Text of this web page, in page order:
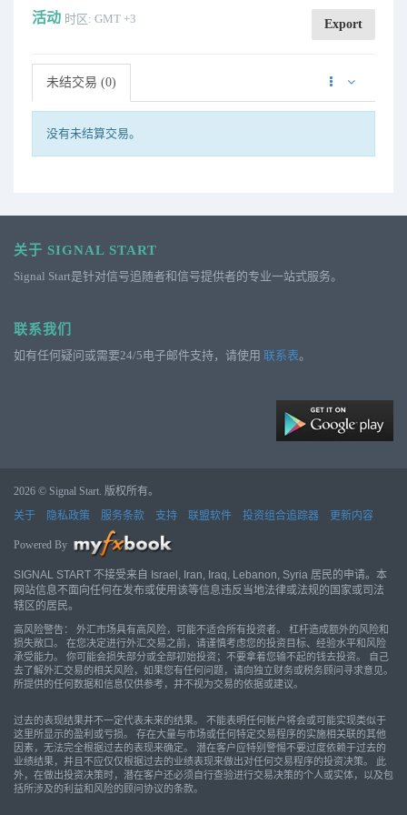
活动 时区: GMT +3 Export
未结交易 (0)
没有未结算交易。
关于 SIGNAL START
Signal Start是针对信号追随者和信号提供者的专业一站式服务。
联系我们
如有任何疑问或需要24/5电子邮件支持，请使用 联系表。
2026 © Signal Start. 版权所有。
关于
隐私政策 服务条款 支持 联盟软件 投资组合追踪器 更新内容
Powered By
SIGNAL START 不接受来自 Israel, Iran, Iraq, Lebanon, Syria 居民的申请。本
网站信息不面向任何在发布或使用该等信息违反当地法律或法规的国家或司法
辖区的居民。
高风险警告： 外汇市场具有高风险，可能不适合所有投资者。 杠杆造成额外的风险和
损失敞口。 在您决定进行外汇交易之前，请谨慎考虑您的投资目标、经验水平和风险
承受能力。 你可能会损失部分或全部初始投资；不要拿着您输不起的钱去投资。 自己
去了解外汇交易的相关风险，如果您有任何问题，请向独立财务或税务顾问寻求意见。
所提供的任何数据和信息仅供参考，并不视为交易的依据或建议。
过去的表现结果并不一定代表未来的结果。 不能表明任何帐户将会或可能实现类似于
这里所显示的盈利或亏损。 存在大量与市场或任何特定交易程序的实施相关联的其他
因素，无法完全根据过去的表现来确定。 潜在客户应特别警惕不要过度依赖于过去的
业绩结果，并且不应仅仅根据过去的业绩表现来做出对任何交易程序的投资决策。 此
外，在做出投资决策时，潜在客户还必须自行查验进行交易决策的个人或实体，以及包
括所涉及的利益和风险的顾问协议的条款。